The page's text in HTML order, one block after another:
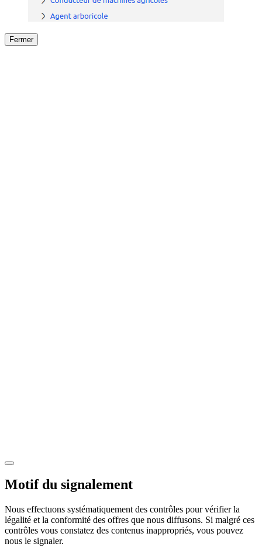
Fermer
Motif du signalement
Nous effectuons systématiquement des contrôles pour vérifier la
légalité et la conformité des offres que nous diffusons. Si malgré ces
contrôles vous constatez des contenus inappropriés, vous pouvez
nous le signaler.